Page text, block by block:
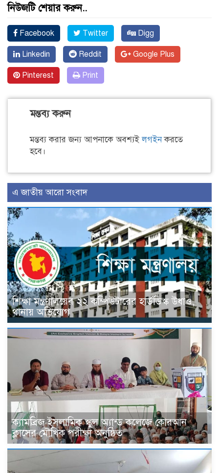
নিউজটি শেয়ার করুন..
Facebook Twitter Digg
Linkedin Reddit Google Plus
Pinterest Print
মন্তব্য করুন
মন্তব্য করার জন্য আপনাকে অবশ্যইলগইনকরতে
হবে।
এ জাতীয় আরো সংবাদ
শিক্ষা মন্ত্রণালয়ের ২২ কম্পিউটারের হার্ডডিস্ক উধাও,
থানায় অভিযোগ
ক্যামব্রিজ ইসলামিক স্কুল অ্যান্ড কলেজে কোরআন
ক্লাসের মৌখিক পরীক্ষা অনুষ্ঠিত